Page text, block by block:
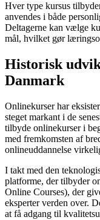
Hver type kursus
anvendes i både
Deltagerne kan vælge
mål, hvilket gør
Historisk
Danmark
Onlinekurser har
steget markant i de
tilbyde onlinekurser i
med fremkomsten af
onlineuddannelse
I takt med den
platforme, der tilbyder
Online Courses), der
eksperter verden over.
at få adgang til